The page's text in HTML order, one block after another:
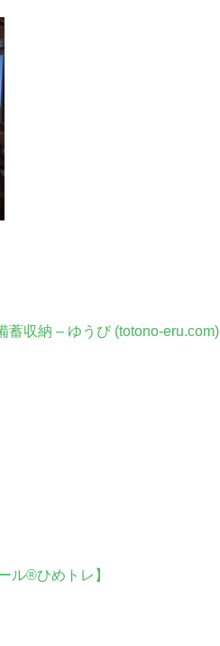
蓄収納 – ゆうび (totono-eru.com)
ル®︎ひめトレ】